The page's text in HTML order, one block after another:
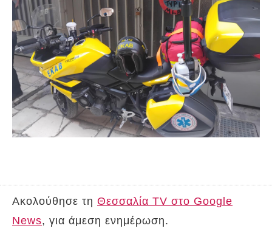
Ακολούθησε τη Θεσσαλία TV στο Google
News, για άμεση ενημέρωση.